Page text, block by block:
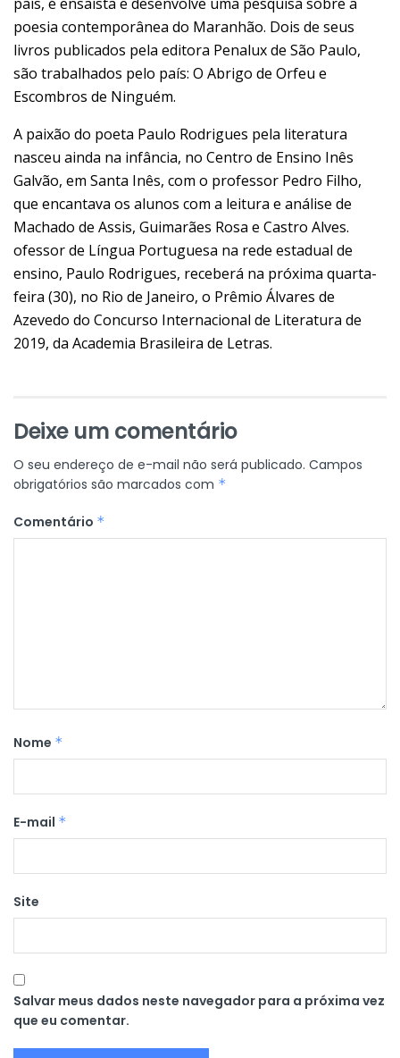
poesia contemporânea do Maranhão. Dois de seus
livros publicados pela editora Penalux de São Paulo,
são trabalhados pelo país: O Abrigo de Orfeu e
Escombros de Ninguém.
A paixão do poeta Paulo Rodrigues pela literatura
nasceu ainda na infância, no Centro de Ensino Inês
Galvão, em Santa Inês, com o professor Pedro Filho,
que encantava os alunos com a leitura e análise de
Machado de Assis, Guimarães Rosa e Castro Alves.
ofessor de Língua Portuguesa na rede estadual de
ensino, Paulo Rodrigues, receberá na próxima quarta-
feira (30), no Rio de Janeiro, o Prêmio Álvares de
Azevedo do Concurso Internacional de Literatura de
2019, da Academia Brasileira de Letras.
Deixe um comentário
O seu endereço de e-mail não será publicado. Campos
obrigatórios são marcados com *
Comentário *
Nome *
E-mail *
Site
Salvar meus dados neste navegador para a próxima vez
que eu comentar.